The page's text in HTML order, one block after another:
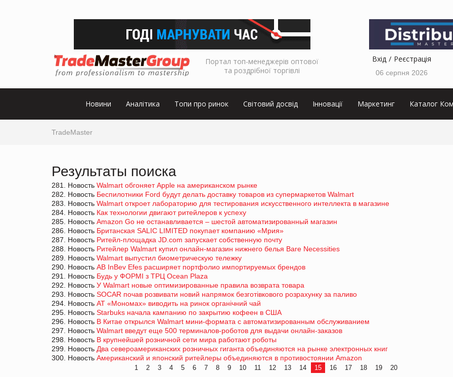
Портал топ-менеджерів оптової
та роздрібної торгівлі
Вхід Реєстрація
06 серпня 2026
Новини Аналітика Топи про ринок Світовий досвід Інновації Маркетинг Каталог
TradeMaster
Результаты поиска
281. Новость Walmart обгоняет Apple на американском рынке
282. Новость Беспилотники Ford будут делать доставку товаров из супермаркетов Walmart
283. Новость Walmart откроет лабораторию для тестирования искусственного интеллекта в магазине
284. Новость Как технологии двигают ритейлеров к успеху
285. Новость Amazon Go не останавливается – шестой автоматизированный магазин
286. Новость Британская SALIC LIMITED покупает компанию «Мрия»
287. Новость Ритейл-площадка JD.com запускает собственную почту
288. Новость Ритейлер Walmart купил онлайн-магазин нижнего белья Bare Necessities
289. Новость Walmart выпустил биометрическую тележку
290. Новость AB InBev Efes расширяет портфолио импортируемых брендов
291. Новость Будь у ФОРМІ з ТРЦ Ocean Plaza
292. Новость У Walmart новые оптимизированные правила возврата товара
293. Новость SOCAR почав розвивати новий напрямок безготівкового розрахунку за паливо
294. Новость АТ «Мономах» виводить на ринок органічний чай
295. Новость Starbuks начала кампанию по закрытию кофеен в США
296. Новость В Китае открылся Walmart мини-формата с автоматизированным обслуживанием
297. Новость Walmart введут еще 500 терминалов-роботов для выдачи онлайн-заказов
298. Новость В крупнейшей розничной сети мира работают роботы
299. Новость Два североамериканских розничных гиганта объединяются на рынке электронных книг
300. Новость Американский и японcкий ритейлеры объединяются в противостоянии Amazon
1 2 3 4 5 6 7 8 9 10 11 12 13 14 15 16 17 18 19 20